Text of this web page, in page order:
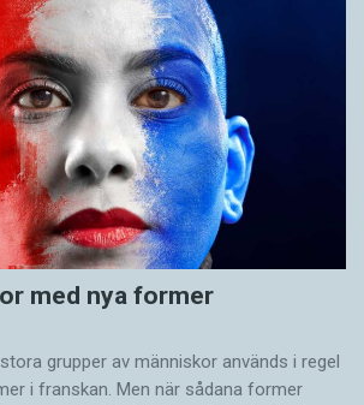
med nya former
grupper av människor används i regel
i franskan. Men när sådana ­former